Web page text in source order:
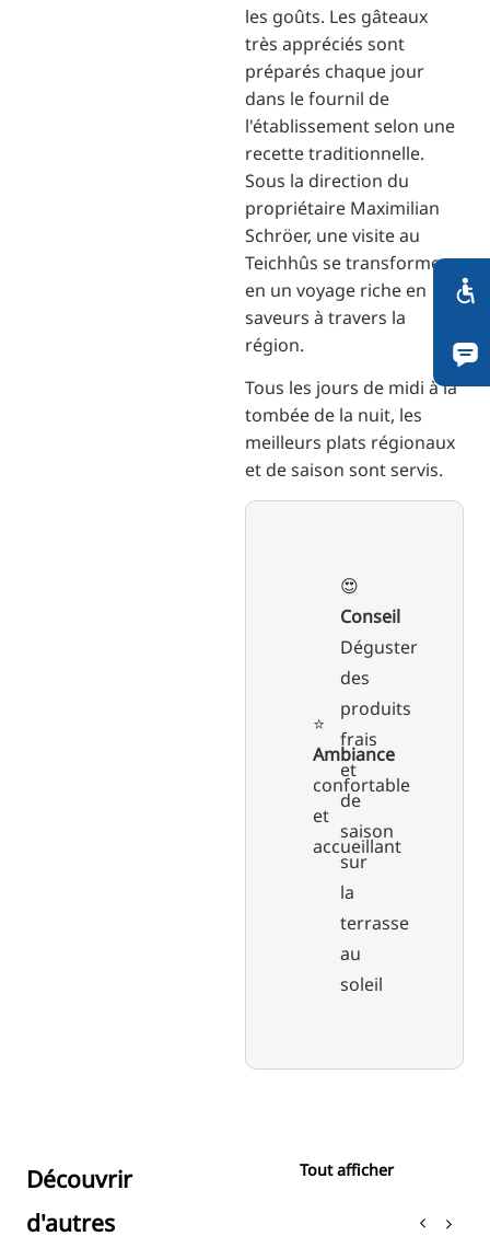
les goûts. Les gâteaux
très appréciés sont
préparés chaque jour
dans le fournil de
l'établissement selon une
recette traditionnelle.
Sous la direction du
propriétaire Maximilian
Schröer, une visite au
Teichhûs se transforme
en un voyage riche en
saveurs à travers la
région.
Tous les jours de midi à la
tombée de la nuit, les
meilleurs plats régionaux
et de saison sont servis.
⭐️
Ambiance
confortable
et
accueillant
😍
Conseil
Déguster
des
produits
frais
et
de
saison
sur
la
terrasse
au
soleil
Découvrir
d'autres
Tout afficher